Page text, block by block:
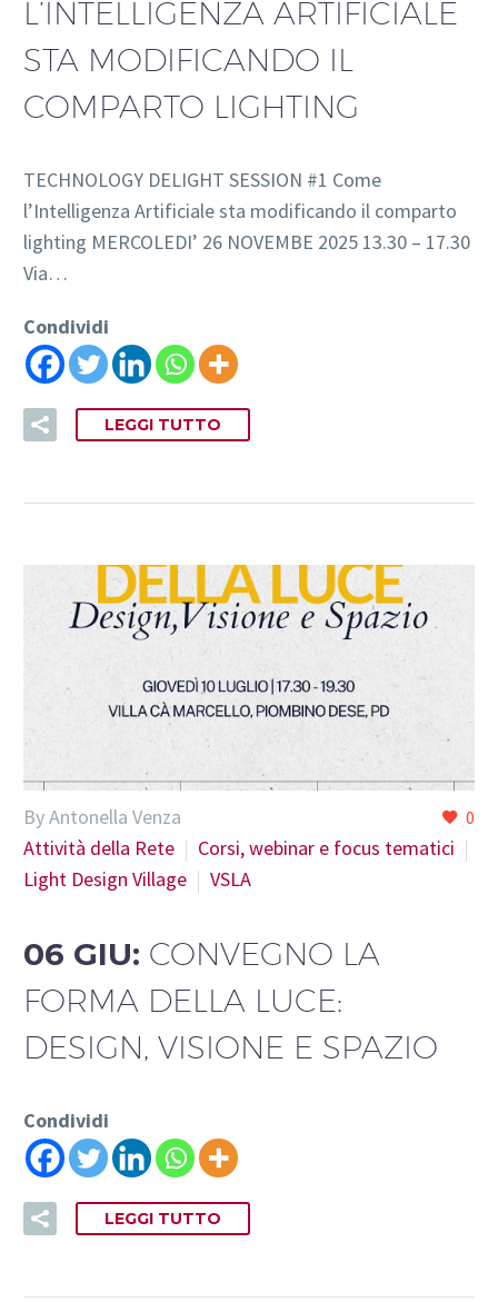
L’INTELLIGENZA ARTIFICIALE
STA MODIFICANDO IL
COMPARTO LIGHTING
TECHNOLOGY DELIGHT SESSION #1 Come
l’Intelligenza Artificiale sta modificando il comparto
lighting MERCOLEDI’ 26 NOVEMBE 2025 13.30 – 17.30
Via…
Condividi
LEGGI TUTTO
0
By Antonella Venza
Attività della Rete
Corsi, webinar e focus tematici
Light Design Village
VSLA
06 GIU: CONVEGNO LA
FORMA DELLA LUCE:
DESIGN, VISIONE E SPAZIO
Condividi
LEGGI TUTTO